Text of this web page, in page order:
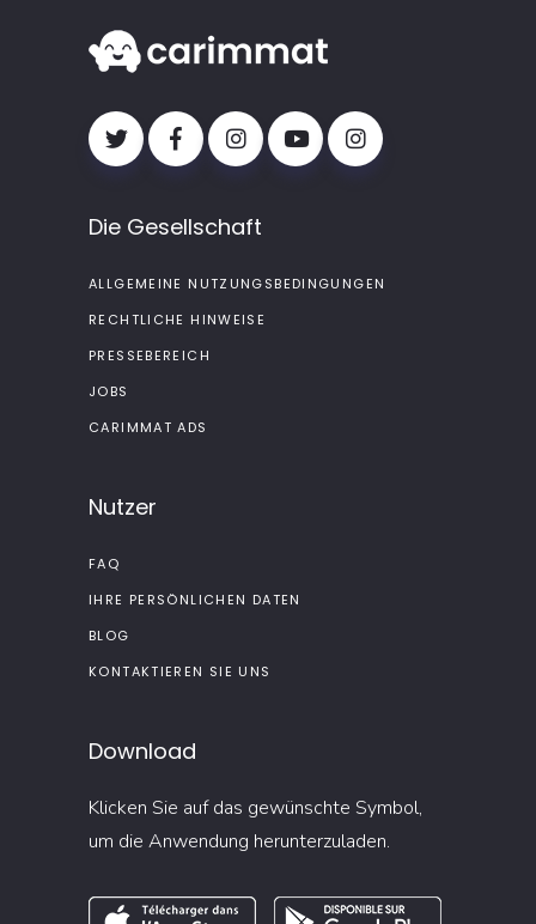
Die Gesellschaft
ALLGEMEINE NUTZUNGSBEDINGUNGEN
RECHTLICHE HINWEISE
PRESSEBEREICH
JOBS
CARIMMAT ADS
Nutzer
FAQ
IHRE PERSÖNLICHEN DATEN
BLOG
KONTAKTIEREN SIE UNS
Download
Klicken Sie auf das gewünschte Symbol,
um die Anwendung herunterzuladen.